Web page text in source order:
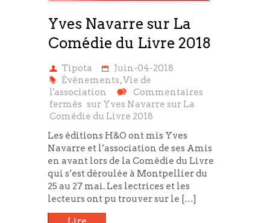
Yves Navarre sur La
Comédie du Livre 2018
Tipota
Juin-04-2018
Événements,Vie de
l'association
Commentaires
fermés sur Yves Navarre sur La
Comédie du Livre 2018
Les éditions H&O ont mis Yves
Navarre et l’association de ses Amis
en avant lors de la Comédie du Livre
qui s’est déroulée à Montpellier du
25 au 27 mai. Les lectrices et les
lecteurs ont pu trouver sur le […]